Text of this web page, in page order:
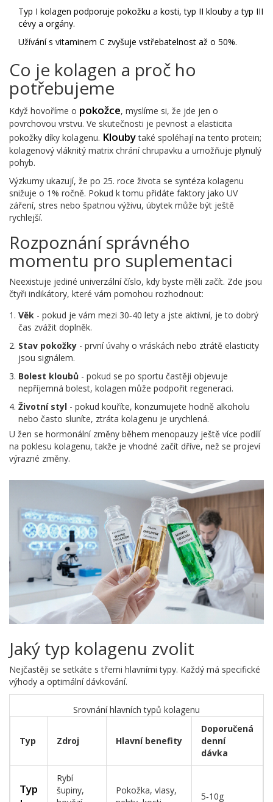
Typ I kolagen podporuje pokožku a kosti, typ II klouby a typ III
cévy a orgány.
Užívání s vitaminem C zvyšuje vstřebatelnost až o 50%.
Co je kolagen a proč ho
potřebujeme
Když hovoříme o pokožce, myslíme si, že jde jen o
povrchovou vrstvu. Ve skutečnosti je pevnost a elasticita
pokožky díky kolagenu. Kloubytaké spoléhají na tento protein;
kolagenový vláknitý matrix chrání chrupavku a umožňuje plynulý
pohyb.
Výzkumy ukazují, že po 25. roce života se syntéza kolagenu
snižuje o 1% ročně. Pokud k tomu přidáte faktory jako UV
záření, stres nebo špatnou výživu, úbytek může být ještě
rychlejší.
Rozpoznání správného
momentu pro suplementaci
Neexistuje jediné univerzální číslo, kdy byste měli začít. Zde jsou
čtyři indikátory, které vám pomohou rozhodnout:
Věk - pokud je vám mezi 30‑40 lety a jste aktivní, je to dobrý
čas zvážit doplněk.
Stav pokožky - první úvahy o vráskách nebo ztrátě elasticity
jsou signálem.
Bolest kloubů - pokud se po sportu častěji objevuje
nepříjemná bolest, kolagen může podpořit regeneraci.
Životní styl - pokud kouříte, konzumujete hodně alkoholu
nebo často sluníte, ztráta kolagenu je urychlená.
U žen se hormonální změny během menopauzy ještě více podílí
na poklesu kolagenu, takže je vhodné začít dříve, než se projeví
výrazné změny.
Jaký typ kolagenu zvolit
Nejčastěji se setkáte s třemi hlavními typy. Každý má specifické
výhody a optimální dávkování.
Srovnání hlavních typů kolagenu
Typ Zdroj Hlavní benefity
Doporučená
denní
dávka
Typ
Rybí
šupiny,
Pokožka, vlasy,
5‑10g